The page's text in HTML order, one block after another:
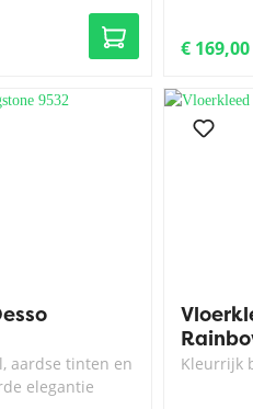
€ 169,00
aardse tinten en
elegantie
Kleurrijk